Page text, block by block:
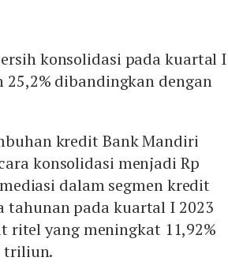
konsolidasi pada kuartal I
dibandingkan dengan
kredit Bank Mandiri
konsolidasi menjadi Rp
dalam segmen kredit
tahunan pada kuartal I 2023
ritel yang meningkat 11,92%
triliun.